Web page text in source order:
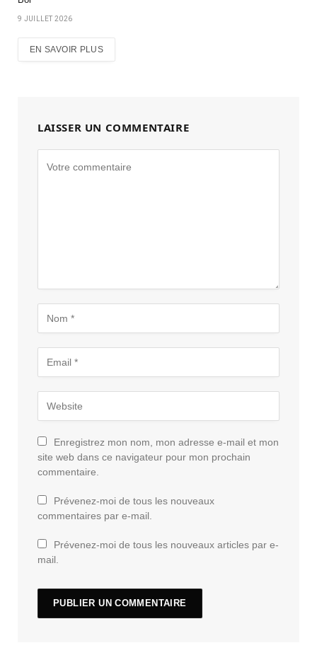
9 JUILLET 2026
EN SAVOIR PLUS
LAISSER UN COMMENTAIRE
Enregistrez mon nom, mon adresse e-mail et mon
site web dans ce navigateur pour mon prochain
commentaire.
Prévenez-moi de tous les nouveaux
commentaires par e-mail.
Prévenez-moi de tous les nouveaux articles par e-
mail.